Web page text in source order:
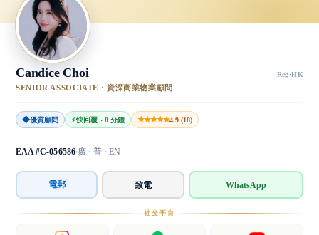
Candice Choi Reg·HK
SENIOR ASSOCIATE · 資深商業物業顧問
◆優質顧問 ⚡快回覆 · 8 分鐘 ★★★★★4.9 (18)
EAA #C-056586 廣 · 普 · EN
電郵 致電 WhatsApp
社交平台